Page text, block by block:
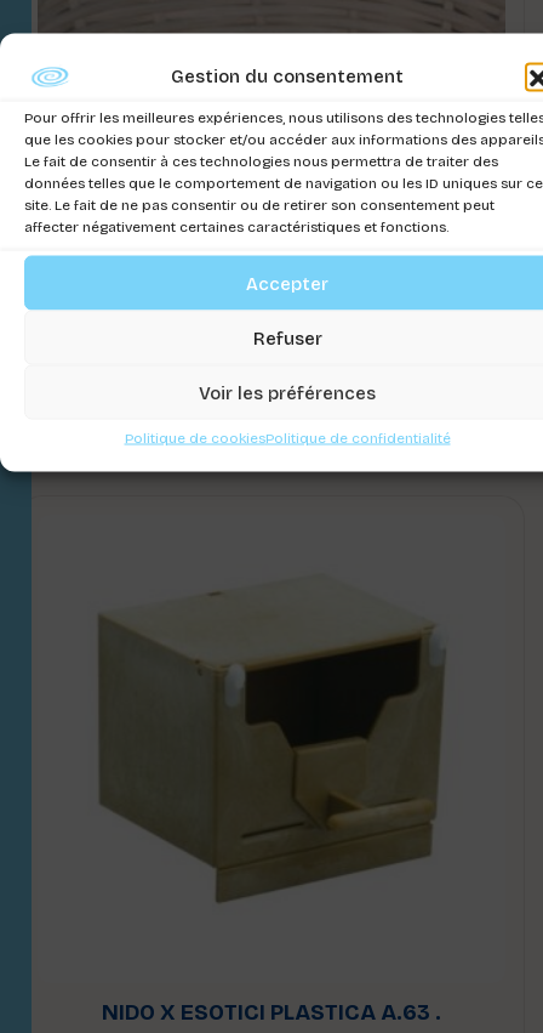
Gestion du consentement
Pour offrir les meilleures expériences, nous utilisons des technologies
que les cookies pour stocker et/ou accéder aux informations des
Le fait de consentir à ces technologies nous permettra de traiter des
données telles que le comportement de navigation ou les ID uniques sur ce
site. Le fait de ne pas consentir ou de retirer son consentement peut
affecter négativement certaines caractéristiques et fonctions.
Accepter
Refuser
Voir les préférences
Politique de cookiesPolitique de confidentialité
NIDO X ESOTICI PLASTICA A.63 .